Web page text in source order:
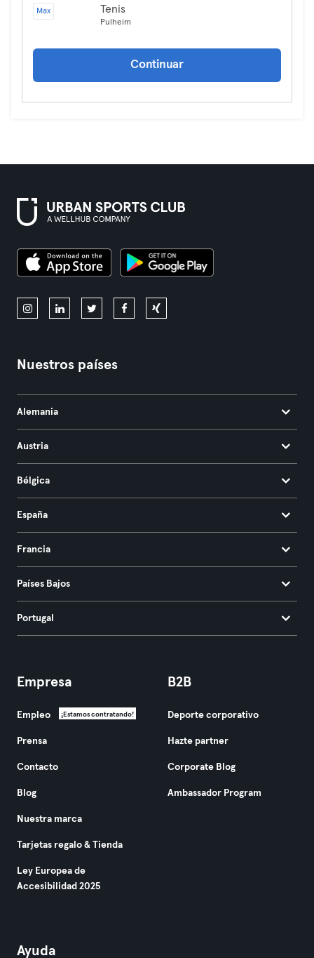
Max Tenis
Pulheim
Continuar
Nuestros países
Alemania
Austria
Bélgica
España
Francia
Países Bajos
Portugal
Empresa
Empleo ¡Estamos contratando!
Prensa
Contacto
Blog
Nuestra marca
Tarjetas regalo & Tienda
Ley Europea de
Accesibilidad 2025
B2B
Deporte corporativo
Hazte partner
Corporate Blog
Ambassador Program
Ayuda